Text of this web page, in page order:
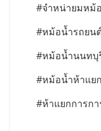
#จำหน่ายมหม้
#หม้อน้ำรถยน
#หม้อน้ำนนทบุ
#หม้อน้ำห้าแย
#ห้าแยกการกา